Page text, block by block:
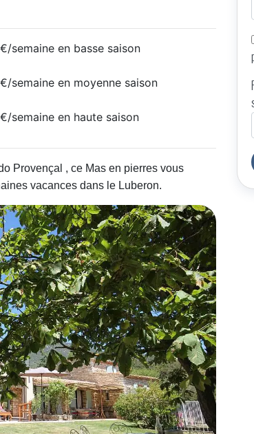
semaine en basse saison
semaine en moyenne saison
semaine en haute saison
Provençal , ce Mas en pierres vous
vacances dans le Luberon.